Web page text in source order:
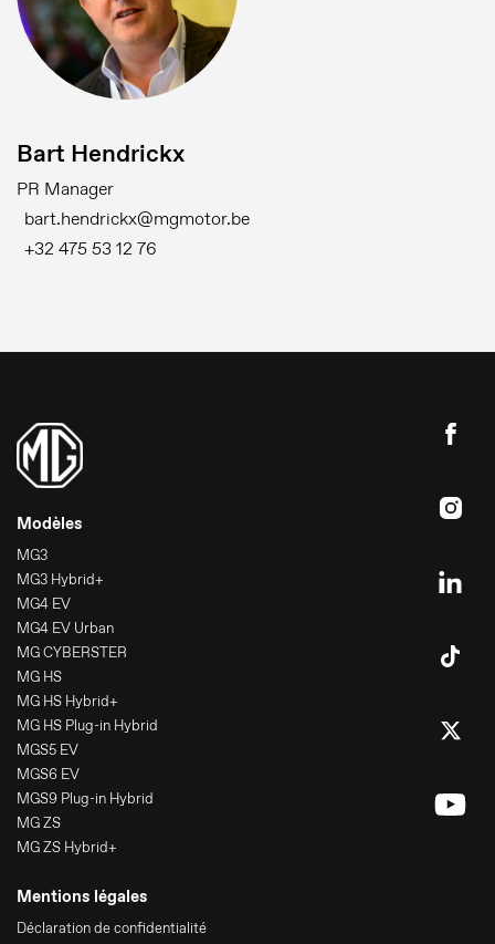
Bart Hendrickx
PR Manager
bart.hendrickx@mgmotor.be
+32 475 53 12 76
Modèles
MG3
MG3 Hybrid+
MG4 EV
MG4 EV Urban
MG CYBERSTER
MG HS
MG HS Hybrid+
MG HS Plug-in Hybrid
MGS5 EV
MGS6 EV
MGS9 Plug-in Hybrid
MG ZS
MG ZS Hybrid+
Mentions légales
Déclaration de confidentialité